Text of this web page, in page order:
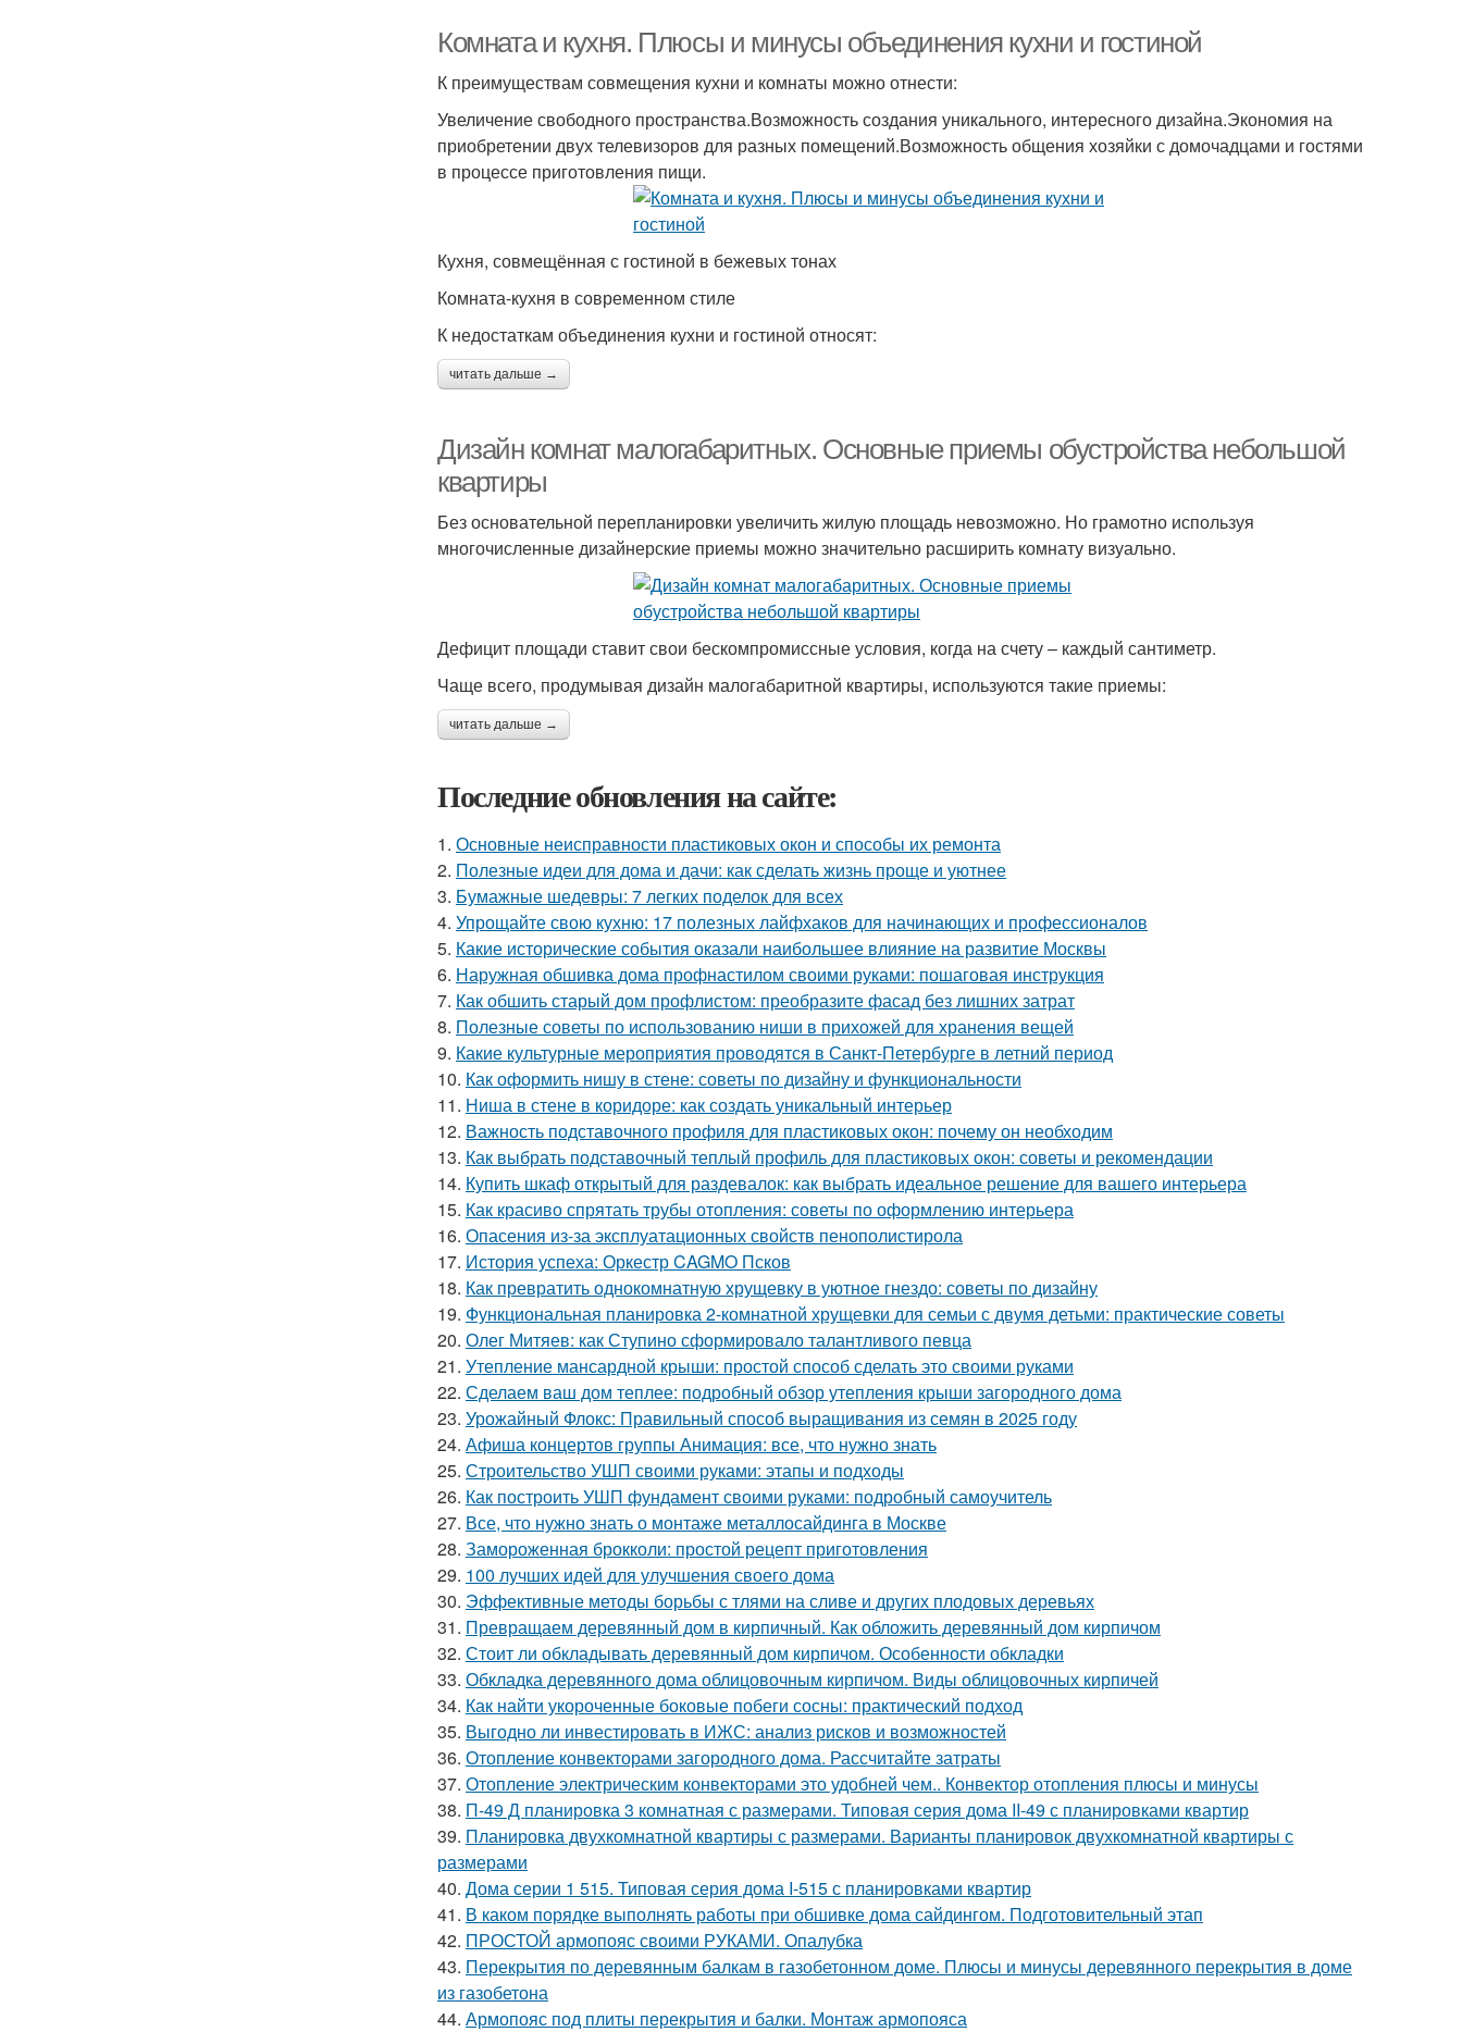
Комната и кухня. Плюсы и минусы объединения кухни и гостиной
К преимуществам совмещения кухни и комнаты можно отнести:
Увеличение свободного пространства.Возможность создания уникального, интересного дизайна.Экономия на
приобретении двух телевизоров для разных помещений.Возможность общения хозяйки с домочадцами и гостями
в процессе приготовления пищи.
Кухня, совмещённая с гостиной в бежевых тонах
Комната-кухня в современном стиле
К недостаткам объединения кухни и гостиной относят:
читать дальше →
Дизайн комнат малогабаритных. Основные приемы обустройства небольшой
квартиры
Без основательной перепланировки увеличить жилую площадь невозможно. Но грамотно используя
многочисленные дизайнерские приемы можно значительно расширить комнату визуально.
Дефицит площади ставит свои бескомпромиссные условия, когда на счету – каждый сантиметр.
Чаще всего, продумывая дизайн малогабаритной квартиры, используются такие приемы:
читать дальше →
Последние обновления на сайте:
1. Основные неисправности пластиковых окон и способы их ремонта
2. Полезные идеи для дома и дачи: как сделать жизнь проще и уютнее
3. Бумажные шедевры: 7 легких поделок для всех
4. Упрощайте свою кухню: 17 полезных лайфхаков для начинающих и профессионалов
5. Какие исторические события оказали наибольшее влияние на развитие Москвы
6. Наружная обшивка дома профнастилом своими руками: пошаговая инструкция
7. Как обшить старый дом профлистом: преобразите фасад без лишних затрат
8. Полезные советы по использованию ниши в прихожей для хранения вещей
9. Какие культурные мероприятия проводятся в Санкт-Петербурге в летний период
10. Как оформить нишу в стене: советы по дизайну и функциональности
11. Ниша в стене в коридоре: как создать уникальный интерьер
12. Важность подставочного профиля для пластиковых окон: почему он необходим
13. Как выбрать подставочный теплый профиль для пластиковых окон: советы и рекомендации
14. Купить шкаф открытый для раздевалок: как выбрать идеальное решение для вашего интерьера
15. Как красиво спрятать трубы отопления: советы по оформлению интерьера
16. Опасения из-за эксплуатационных свойств пенополистирола
17. История успеха: Оркестр CAGMO Псков
18. Как превратить однокомнатную хрущевку в уютное гнездо: советы по дизайну
19. Функциональная планировка 2-комнатной хрущевки для семьи с двумя детьми: практические советы
20. Олег Митяев: как Ступино сформировало талантливого певца
21. Утепление мансардной крыши: простой способ сделать это своими руками
22. Сделаем ваш дом теплее: подробный обзор утепления крыши загородного дома
23. Урожайный Флокс: Правильный способ выращивания из семян в 2025 году
24. Афиша концертов группы Анимация: все, что нужно знать
25. Строительство УШП своими руками: этапы и подходы
26. Как построить УШП фундамент своими руками: подробный самоучитель
27. Все, что нужно знать о монтаже металлосайдинга в Москве
28. Замороженная брокколи: простой рецепт приготовления
29. 100 лучших идей для улучшения своего дома
30. Эффективные методы борьбы с тлями на сливе и других плодовых деревьях
31. Превращаем деревянный дом в кирпичный. Как обложить деревянный дом кирпичом
32. Стоит ли обкладывать деревянный дом кирпичом. Особенности обкладки
33. Обкладка деревянного дома облицовочным кирпичом. Виды облицовочных кирпичей
34. Как найти укороченные боковые побеги сосны: практический подход
35. Выгодно ли инвестировать в ИЖС: анализ рисков и возможностей
36. Отопление конвекторами загородного дома. Рассчитайте затраты
37. Отопление электрическим конвекторами это удобней чем.. Конвектор отопления плюсы и минусы
38. П-49 Д планировка 3 комнатная с размерами. Типовая серия дома II-49 с планировками квартир
39. Планировка двухкомнатной квартиры с размерами. Варианты планировок двухкомнатной квартиры с
размерами
40. Дома серии 1 515. Типовая серия дома I-515 с планировками квартир
41. В каком порядке выполнять работы при обшивке дома сайдингом. Подготовительный этап
42. ПРОСТОЙ армопояс своими РУКАМИ. Опалубка
43. Перекрытия по деревянным балкам в газобетонном доме. Плюсы и минусы деревянного перекрытия в доме
из газобетона
44. Армопояс под плиты перекрытия и балки. Монтаж армопояса